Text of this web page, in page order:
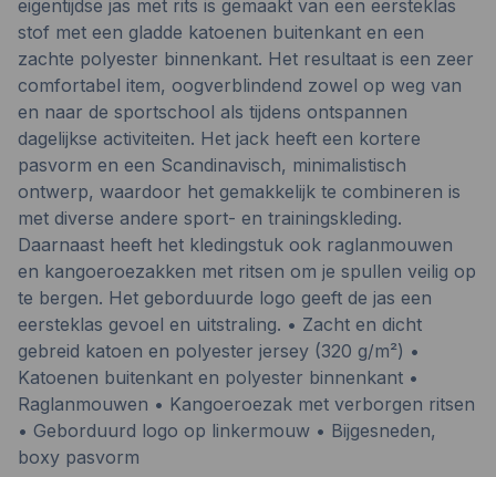
eigentijdse jas met rits is gemaakt van een eersteklas
stof met een gladde katoenen buitenkant en een
zachte polyester binnenkant. Het resultaat is een zeer
comfortabel item, oogverblindend zowel op weg van
en naar de sportschool als tijdens ontspannen
dagelijkse activiteiten. Het jack heeft een kortere
pasvorm en een Scandinavisch, minimalistisch
ontwerp, waardoor het gemakkelijk te combineren is
met diverse andere sport- en trainingskleding.
Daarnaast heeft het kledingstuk ook raglanmouwen
en kangoeroezakken met ritsen om je spullen veilig op
te bergen. Het geborduurde logo geeft de jas een
eersteklas gevoel en uitstraling. • Zacht en dicht
gebreid katoen en polyester jersey (320 g/m²) •
Katoenen buitenkant en polyester binnenkant •
Raglanmouwen • Kangoeroezak met verborgen ritsen
• Geborduurd logo op linkermouw • Bijgesneden,
boxy pasvorm